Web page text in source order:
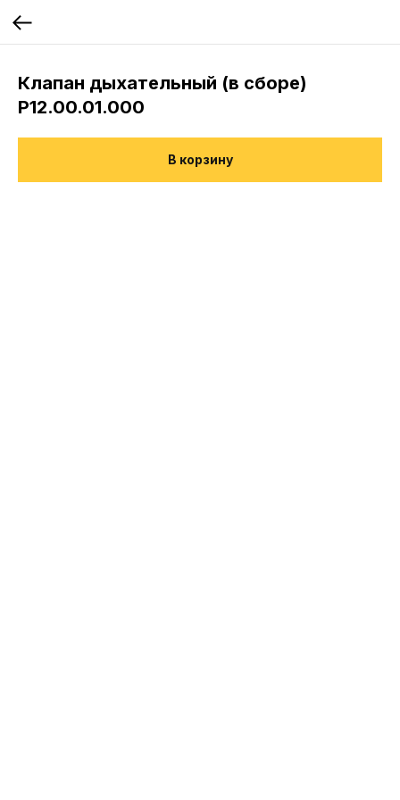
Клапан дыхательный (в сборе)
Р12.00.01.000
В корзину